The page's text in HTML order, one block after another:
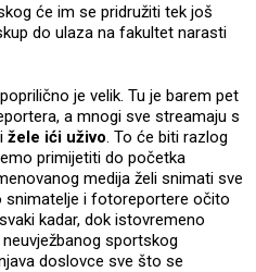
će im se pridružiti tek još
do ulaza na fakultet narasti
je velik. Tu je barem pet
a mnogi sve streamaju s
žele ići uživo. To će biti razlog
primijetiti do početka
medija želi snimati sve
snimatelje i fotoreportere očito
kadar, dok istovremeno
sportskog
doslovce sve što se